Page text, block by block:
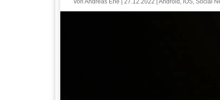
von Andreas Erle 27.12.2022 Android , iOS, Social